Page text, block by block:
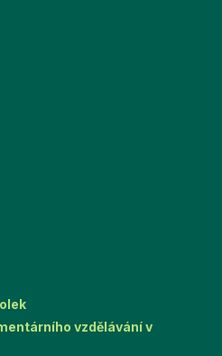
vzdělávání v